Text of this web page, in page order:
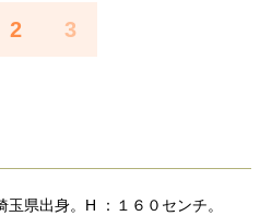
2 3
県出身。H ：１６０センチ。